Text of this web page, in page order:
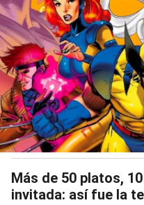
Más de 50 platos,
invitada: así fue la